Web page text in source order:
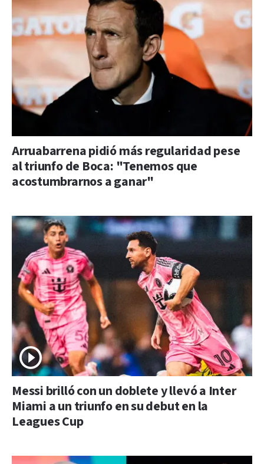
Arruabarrena pidió más regularidad pese
al triunfo de Boca: "Tenemos que
acostumbrarnos a ganar"
Messi brilló con un doblete y llevó a Inter
Miami a un triunfo en su debut en la
Leagues Cup